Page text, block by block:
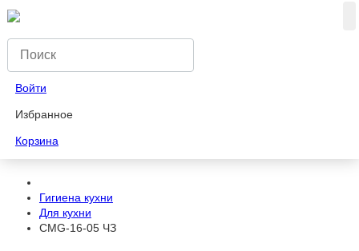
Войти
Избранное
Корзина
Гигиена кухни
Для кухни
CMG-16-05 ЧЗ